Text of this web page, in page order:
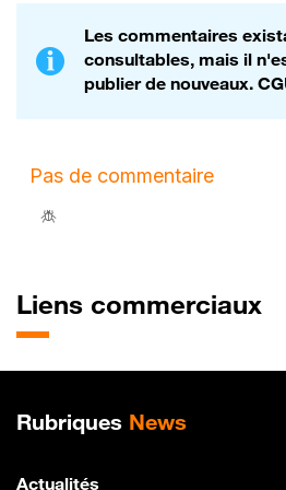
Les commentaires
consultables, mais il
publier de nouveaux.
Liens commerciaux
Plan de site
Rubriques News
Actualités